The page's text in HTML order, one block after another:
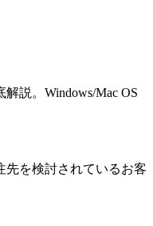
説。Windows/Mac OS
先を検討されているお客